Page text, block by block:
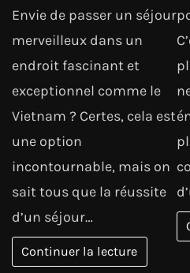
Envie de passer un séjour
merveilleux dans un
endroit fascinant et
exceptionnel comme le
Vietnam ? Certes, cela est
une option
incontournable, mais on
sait tous que la réussite
d’un séjour…
Continuer la lecture